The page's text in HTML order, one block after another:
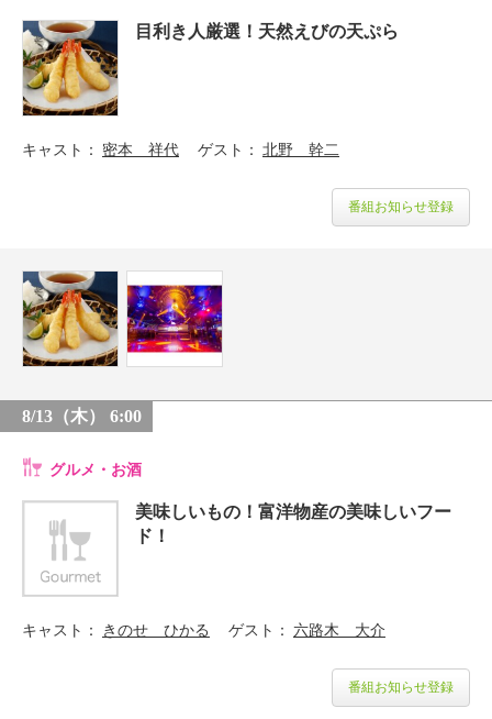
目利き人厳選！天然えびの天ぷら
キャスト 密本 祥代 ゲスト 北野 幹二
番組お知らせ登録
8/13（木） 6:00
グルメ・お酒
美味しいもの！富洋物産の美味しいフー
ド！
キャスト きのせ ひかる ゲスト 六路木 大介
番組お知らせ登録